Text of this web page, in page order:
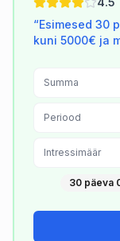
“Esimesed 30
kuni 5000€ ja
Summa
Periood
Intressimäär
30 päeva